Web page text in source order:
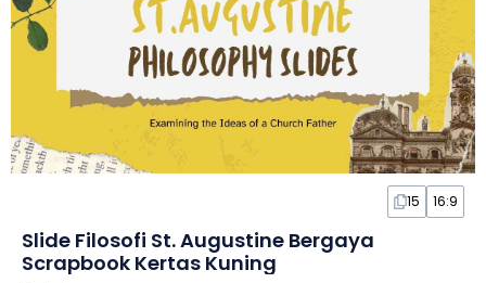
15 16:9
Slide Filosofi St. Augustine Bergaya
Scrapbook Kertas Kuning